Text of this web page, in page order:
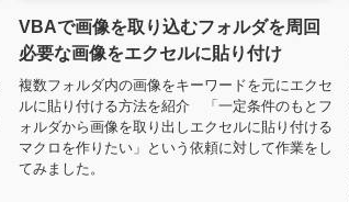
VBAで画像を取り込むフォルダを周回
必要な画像をエクセルに貼り付け
複数フォルダ内の画像をキーワードを元にエクセ
ルに貼り付ける方法を紹介 「一定条件のもとフ
ォルダから画像を取り出しエクセルに貼り付ける
マクロを作りたい」という依頼に対して作業をし
てみました。